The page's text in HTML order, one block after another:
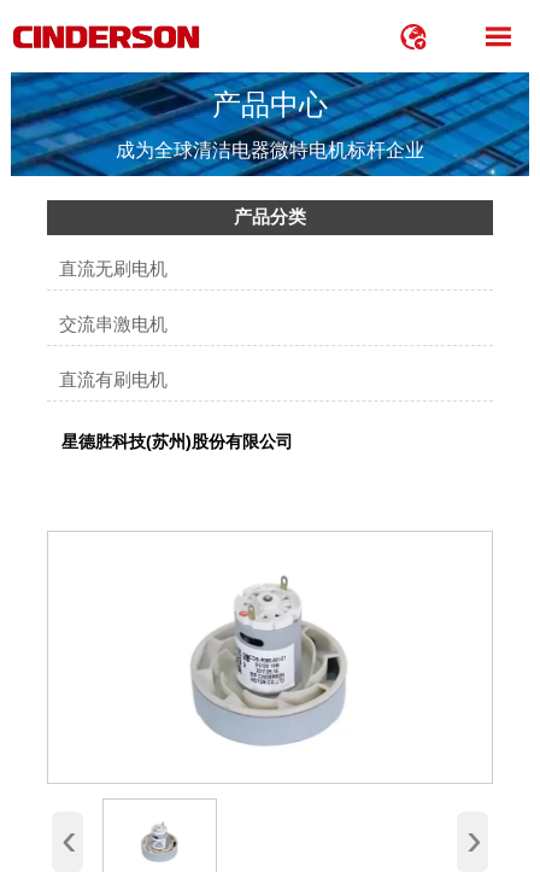
 
产品中心
成为全球清洁电器微特电机标杆企业
产品分类
直流无刷电机
交流串激电机
直流有刷电机
星德胜科技(苏州)股份有限公司
‹ ›